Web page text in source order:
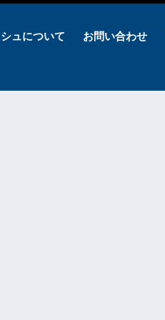
ュについて お問い合わせ